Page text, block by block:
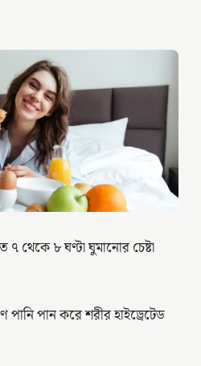
৭ থেকে ৮ ঘণ্টা ঘুমানোর চেষ্টা
পানি পান করে শরীর হাইড্রেটেড